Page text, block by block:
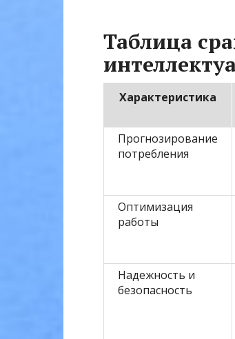
Таблица
Характеристика
Прогнозирование
потребления
Оптимизация
работы
Надежность и
безопасность